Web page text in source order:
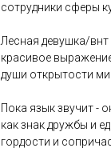
сотрудники сферы
Лесная девушка/
красивое
души открытости
Пока язык звучит -
как знак дружбы и
гордости и